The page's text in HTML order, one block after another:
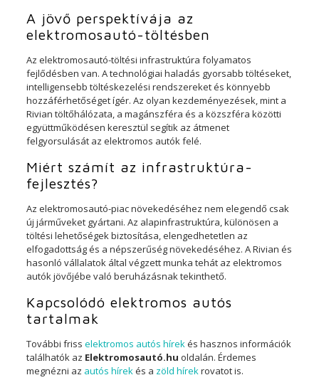
A jövő perspektívája az
elektromosautó-töltésben
Az elektromosautó-töltési infrastruktúra folyamatos
fejlődésben van. A technológiai haladás gyorsabb töltéseket,
intelligensebb töltéskezelési rendszereket és könnyebb
hozzáférhetőséget ígér. Az olyan kezdeményezések, mint a
Rivian töltőhálózata, a magánszféra és a közszféra közötti
együttműködésen keresztül segítik az átmenet
felgyorsulását az elektromos autók felé.
Miért számít az infrastruktúra-
fejlesztés?
Az elektromosautó-piac növekedéséhez nem elegendő csak
új járműveket gyártani. Az alapinfrastruktúra, különösen a
töltési lehetőségek biztosítása, elengedhetetlen az
elfogadottság és a népszerűség növekedéséhez. A Rivian és
hasonló vállalatok által végzett munka tehát az elektromos
autók jövőjébe való beruházásnak tekinthető.
Kapcsolódó elektromos autós
tartalmak
További friss elektromos autós hírekés hasznos információk
találhatók az Elektromosautó.hu oldalán. Érdemes
megnézni az autós hírekés a zöld hírekrovatot is.